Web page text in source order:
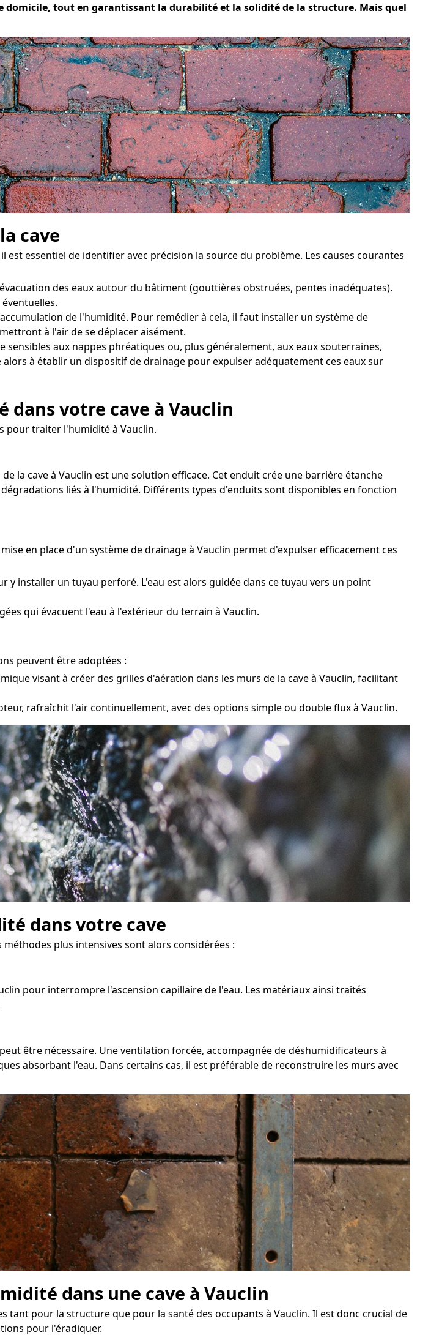
tout en garantissant la durabilité et la solidité de la structure. Mais quel
cave
essentiel de identifier avec précision la source du problème. Les causes courantes
des eaux autour du bâtiment (gouttières obstruées, pentes inadéquates).
de l'humidité. Pour remédier à cela, il faut installer un système de
à l'air de se déplacer aisément.
sensibles aux nappes phréatiques ou, plus généralement, aux eaux souterraines,
à établir un dispositif de drainage pour expulser adéquatement ces eaux sur
votre cave à Vauclin
pour traiter l'humidité à Vauclin.
la cave à Vauclin est une solution efficace. Cet enduit crée une barrière étanche
liés à l'humidité. Différents types d'enduits sont disponibles en fonction
en place d'un système de drainage à Vauclin permet d'expulser efficacement ces
y installer un tuyau perforé. L'eau est alors guidée dans ce tuyau vers un point
qui évacuent l'eau à l'extérieur du terrain à Vauclin.
peuvent être adoptées :
visant à créer des grilles d'aération dans les murs de la cave à Vauclin, facilitant
rafraîchit l'air continuellement, avec des options simple ou double flux à Vauclin.
dans votre cave
plus intensives sont alors considérées :
pour interrompre l'ascension capillaire de l'eau. Les matériaux ainsi traités
être nécessaire. Une ventilation forcée, accompagnée de déshumidificateurs à
absorbant l'eau. Dans certains cas, il est préférable de reconstruire les murs avec
dans une cave à Vauclin
pour la structure que pour la santé des occupants à Vauclin. Il est donc crucial de
pour l'éradiquer.